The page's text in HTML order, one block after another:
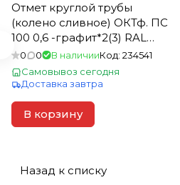
Отмет круглой трубы
(колено сливное) ОКТф. ПС
100 0,6 -графит*2(3) RAL
7024 пурал
0 0 В наличииКод: 234541
Самовывоз сегодня
Доставка завтра
В корзину
Назад к списку